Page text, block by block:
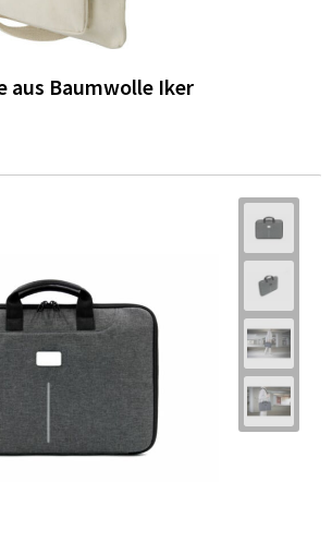
aus Baumwolle Iker